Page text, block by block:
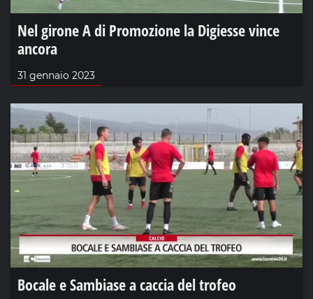
Nel girone A di Promozione la Digiesse vince
ancora
31 gennaio 2023
Bocale e Sambiase a caccia del trofeo